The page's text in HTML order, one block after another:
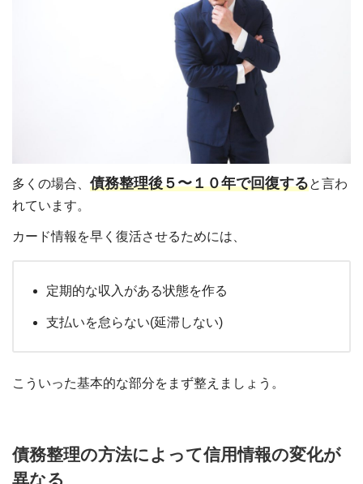
多くの場合、 債務整理後５〜１０年で回復すると言わ
れています。
カード情報を早く復活させるためには、
定期的な収入がある状態を作る
支払いを怠らない(延滞しない)
こういった基本的な部分をまず整えましょう。
債務整理の方法によって信用情報の変化が
異なる